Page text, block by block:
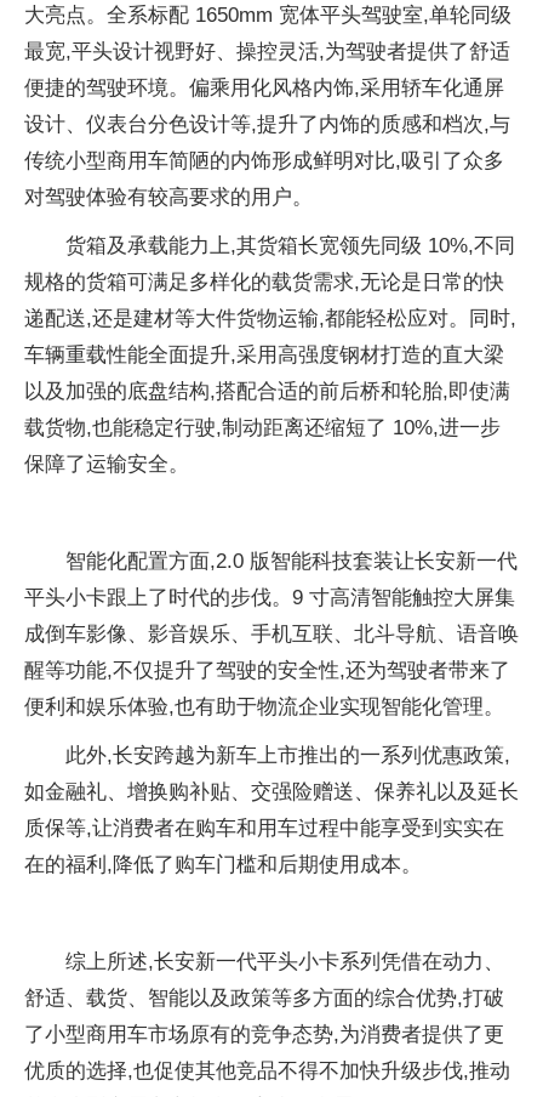
大亮点。全系标配 1650mm 宽体平头驾驶室,单轮同级
最宽,平头设计视野好、操控灵活,为驾驶者提供了舒适
便捷的驾驶环境。偏乘用化风格内饰,采用轿车化通屏
设计、仪表台分色设计等,提升了内饰的质感和档次,与
传统小型商用车简陋的内饰形成鲜明对比,吸引了众多
对驾驶体验有较高要求的用户。
货箱及承载能力上,其货箱长宽领先同级 10%,不同
规格的货箱可满足多样化的载货需求,无论是日常的快
递配送,还是建材等大件货物运输,都能轻松应对。同时,
车辆重载性能全面提升,采用高强度钢材打造的直大梁
以及加强的底盘结构,搭配合适的前后桥和轮胎,即使满
载货物,也能稳定行驶,制动距离还缩短了 10%,进一步
保障了运输安全。
智能化配置方面,2.0 版智能科技套装让长安新一代
平头小卡跟上了时代的步伐。9 寸高清智能触控大屏集
成倒车影像、影音娱乐、手机互联、北斗导航、语音唤
醒等功能,不仅提升了驾驶的安全性,还为驾驶者带来了
便利和娱乐体验,也有助于物流企业实现智能化管理。
此外,长安跨越为新车上市推出的一系列优惠政策,
如金融礼、增换购补贴、交强险赠送、保养礼以及延长
质保等,让消费者在购车和用车过程中能享受到实实在
在的福利,降低了购车门槛和后期使用成本。
综上所述,长安新一代平头小卡系列凭借在动力、
舒适、载货、智能以及政策等多方面的综合优势,打破
了小型商用车市场原有的竞争态势,为消费者提供了更
优质的选择,也促使其他竞品不得不加快升级步伐,推动